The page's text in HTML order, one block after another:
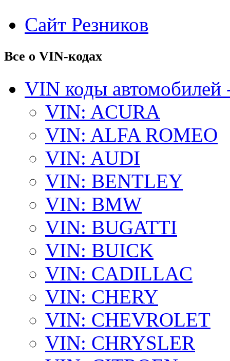
Сайт Резников
Все о VIN-кодах
VIN коды автомобилей
VIN: ACURA
VIN: ALFA ROMEO
VIN: AUDI
VIN: BENTLEY
VIN: BMW
VIN: BUGATTI
VIN: BUICK
VIN: CADILLAC
VIN: CHERY
VIN: CHEVROLET
VIN: CHRYSLER